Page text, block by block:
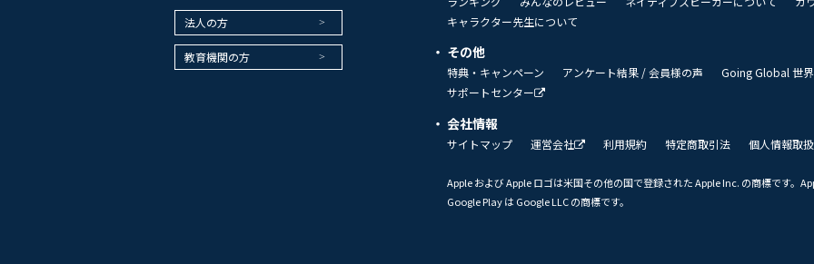
法人の方
教育機関の方
キャラクター先生について
その他
特典・キャンペーン アンケート結果 / 会員様の声 Going Global 世
サポートセンター
会社情報
サイトマップ 運営会社 利用規約 特定商取引法 個人情報取
Apple および Apple ロゴは米国その他の国で登録された Apple Inc. の商標です。
Google Play は Google LLC の商標です。